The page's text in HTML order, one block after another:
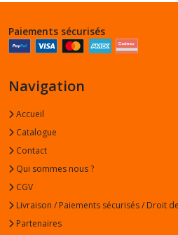
Paiements sécurisés
Navigation
Accueil
Catalogue
Contact
Qui sommes nous ?
CGV
Livraison / Paiements sécurisés / Droit
Partenaires